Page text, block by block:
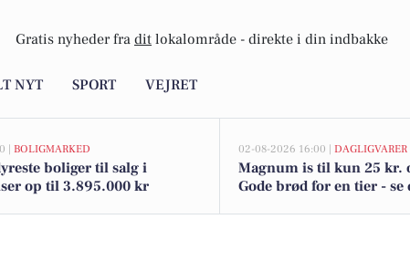
Gratis nyheder fra dit lokalområde - direkte i din indbakke
NYT SPORT VEJRET
| BOLIGMARKED
boliger til salg i
op til 3.895.000 kr
02-08-2026 16:00 | DAGLIGVARER
Magnum is til kun 25 kr.
Gode brød for en tier -